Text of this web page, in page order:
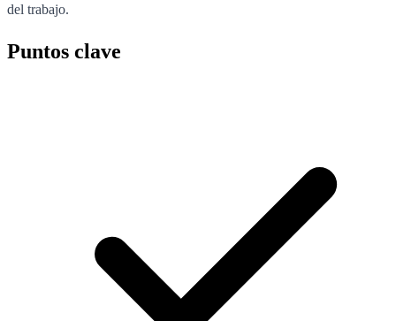
del trabajo.
Puntos clave